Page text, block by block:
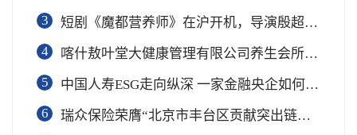
3
短剧《魔都营养师》在沪开机，导演殷超携手礼仪专家周思敏聚焦国民健康
4
喀什敖叶堂大健康管理有限公司养生会所盛大开业
5
中国人寿ESG走向纵深 一家金融央企如何连接国家战略与民生需求
6
瑞众保险荣膺“北京市丰台区贡献突出链长单位”奖项